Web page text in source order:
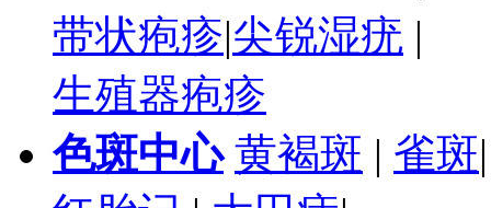
带状疱疹|尖锐湿疣 |
生殖器疱疹
色斑中心 黄褐斑 | 雀斑